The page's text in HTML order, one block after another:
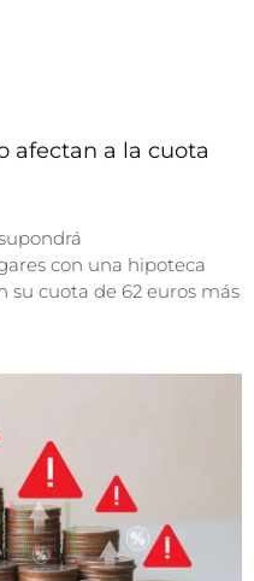
afectan a la cuota
con una hipoteca
cuota de 62 euros más